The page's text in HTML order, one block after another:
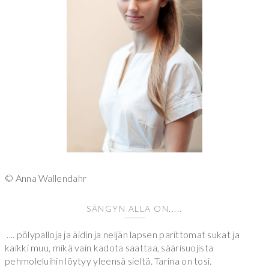
© Anna Wallendahr
SÄNGYN ALLA ON.....
.... pölypalloja ja äidin ja neljän lapsen parittomat sukat ja
kaikki muu, mikä vain kadota saattaa, säärisuojista
pehmoleluihin löytyy yleensä sieltä. Tarina on tosi.